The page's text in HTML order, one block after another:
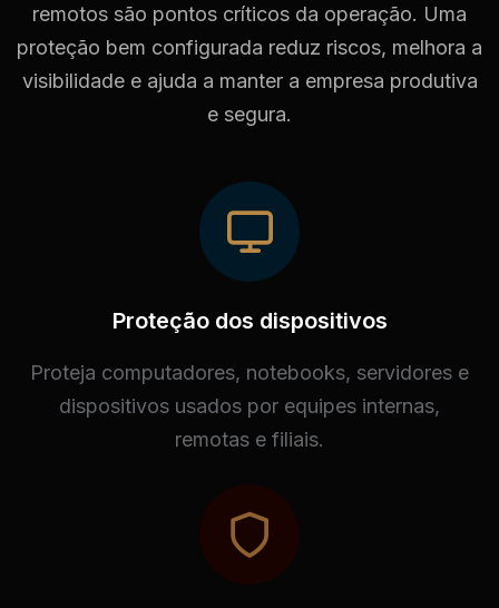
remotos são pontos críticos da operação. Uma
proteção bem configurada reduz riscos, melhora a
visibilidade e ajuda a manter a empresa produtiva
e segura.
Proteção dos dispositivos
Proteja computadores, notebooks, servidores e
dispositivos usados por equipes internas,
remotas e filiais.